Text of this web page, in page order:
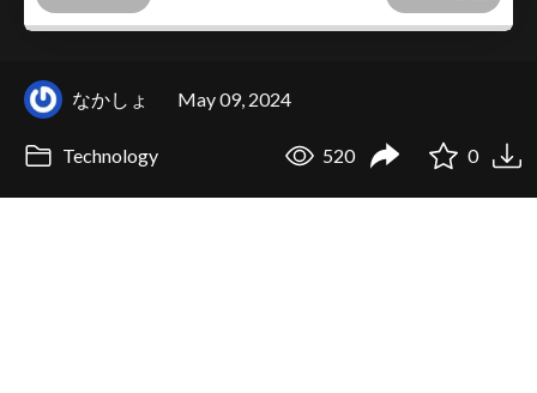
なかしょ May 09, 2024
Technology 520 0